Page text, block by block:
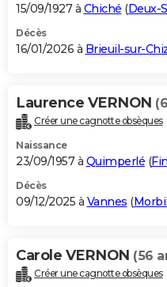
15/09/1927 à Chiché (Deux-
Décès
16/01/2026 à Brieuil-sur-
Laurence VERNON
Créer une cagnotte obsèques
Naissance
23/09/1957 à Quimperlé (
Décès
09/12/2025 à Vannes (
Carole VERNON (56
Créer une cagnotte obsèques